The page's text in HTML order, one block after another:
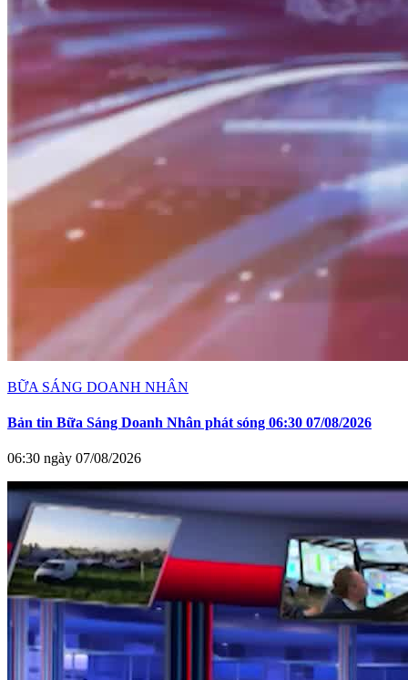
BỮA SÁNG DOANH NHÂN
Bản tin Bữa Sáng Doanh Nhân phát sóng 06:30 07/08/2026
06:30 ngày 07/08/2026